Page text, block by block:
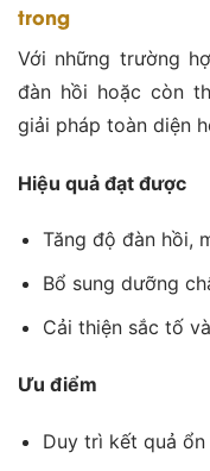
trong
Với những trường
đàn hồi hoặc còn
giải pháp toàn diện
Hiệu quả đạt được
Tăng độ đàn hồi,
Bổ sung dưỡng
Cải thiện sắc tố
Ưu điểm
Duy trì kết quả